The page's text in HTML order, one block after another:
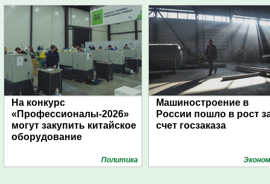
На конкурс
«Профессионалы-2026»
могут закупить китайское
оборудование
Политика
Машиностроение в
России пошло в рост
счет госзаказа